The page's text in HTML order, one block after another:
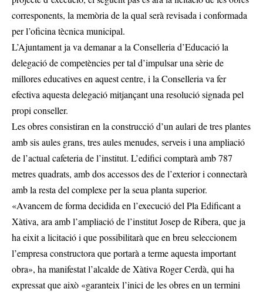
corresponents, la memòria de la qual serà revisada i conformada
per l’oficina tècnica municipal.
L’Ajuntament ja va demanar a la Conselleria d’Educació la
delegació de competències per tal d’impulsar una sèrie de
millores educatives en aquest centre, i la Conselleria va fer
efectiva aquesta delegació mitjançant una resolució signada pel
propi conseller.
Les obres consistiran en la construcció d’un aulari de tres plantes
amb sis aules grans, tres aules menudes, serveis i una ampliació
de l’actual cafeteria de l’institut. L’edifici comptarà amb 787
metres quadrats, amb dos accessos des de l’exterior i connectarà
amb la resta del complexe per la seua planta superior.
«Avancem de forma decidida en l’execució del Pla Edificant a
Xàtiva, ara amb l’ampliació de l’institut Josep de Ribera, que ja
ha eixit a licitació i que possibilitarà que en breu seleccionem
l’empresa constructora que portarà a terme aquesta important
obra», ha manifestat l’alcalde de Xàtiva Roger Cerdà, qui ha
expressat que això «garanteix l’inici de les obres en un termini